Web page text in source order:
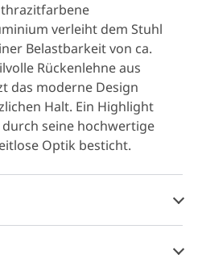
verleiht dem Stuhl
Belastbarkeit von ca.
Rückenlehne aus
das moderne Design
Halt. Ein Highlight
durch seine hochwertige
Optik besticht.